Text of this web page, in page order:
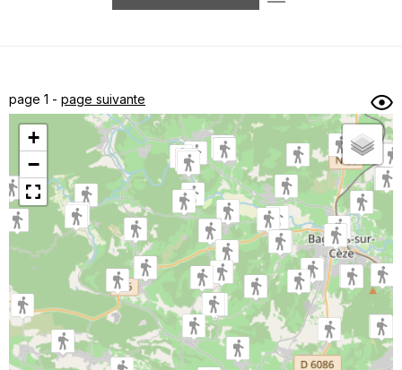
Longueur min/max
sous-dossiers
Trier par
Horodatage Photos
page 1 - page suivante
+
−